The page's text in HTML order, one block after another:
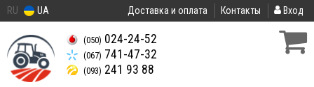
RU UA Доставка и оплата Контакты Вход
(050) 024-24-52
(067) 741-47-32
(093) 241 93 88